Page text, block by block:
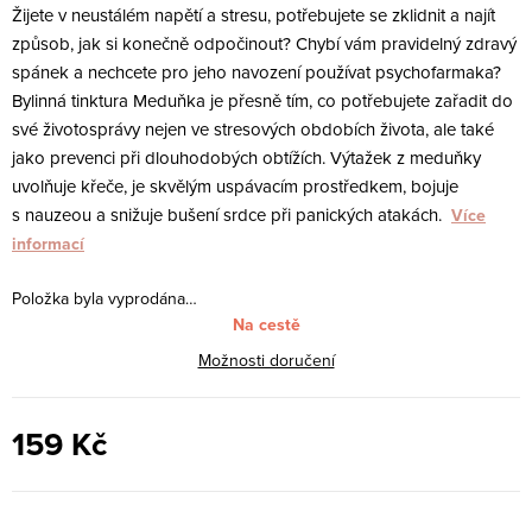
Žijete v neustálém napětí a stresu, potřebujete se zklidnit a najít
způsob, jak si konečně odpočinout? Chybí vám pravidelný zdravý
spánek a nechcete pro jeho navození používat psychofarmaka?
Bylinná tinktura Meduňka je přesně tím, co potřebujete zařadit do
své životosprávy nejen ve stresových obdobích života, ale také
jako prevenci při dlouhodobých obtížích. Výtažek z meduňky
uvolňuje křeče, je skvělým uspávacím prostředkem, bojuje
s nauzeou a snižuje bušení srdce při panických atakách. Více
informací
Položka byla vyprodána…
Na cestě
Možnosti doručení
159 Kč